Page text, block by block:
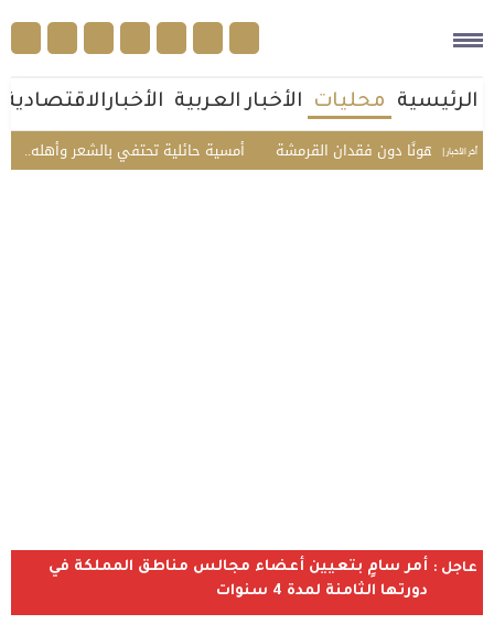
الرئيسية محليات الأخبار العربية الأخبارالاقتصادية
أخر الأخبار | أمسية حائلية تحتفي بالشعر وأهله.. تكريم دون فقدان القرمشة
عاجل : أمر سامٍ بتعيين أعضاء مجالس مناطق المملكة في
دورتها الثامنة لمدة 4 سنوات